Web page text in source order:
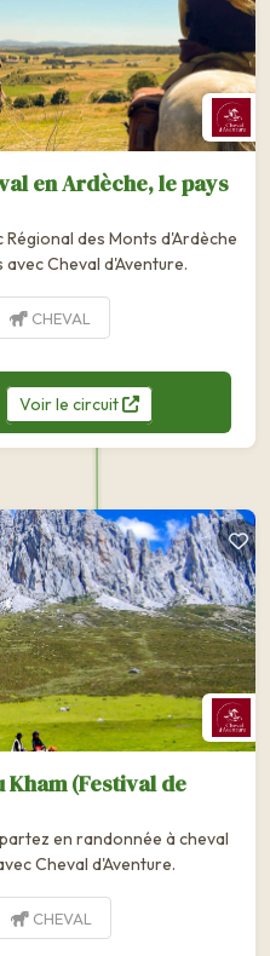
en Ardèche, le pays
des Monts d'Ardèche
Cheval d'Aventure.
CHEVAL
Voirle circuit
(Festival de
en randonnée à cheval
Cheval d'Aventure.
CHEVAL